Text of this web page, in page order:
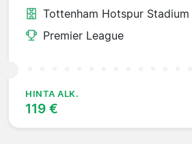
Tottenham Hotspur Stadium
Premier League
HINTA ALK.
119 €